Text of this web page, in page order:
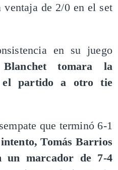
de 2/0 en el set
en su juego
tomara la
el partido a otro tie
que terminó 6-1
Tomás Barrios
un marcador de 7-4